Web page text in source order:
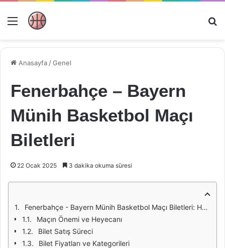
Menü
Anasayfa /Genel
Fenerbahçe – Bayern
Münih Basketbol Maçı
Biletleri
22 Ocak 2025 3 dakika okuma süresi
Fenerbahçe - Bayern Münih Basketbol Maçı Biletleri: Heyecan Dolu Bir Karşılaşma
Maçın Önemi ve Heyecanı
Bilet Satış Süreci
Bilet Fiyatları ve Kategorileri